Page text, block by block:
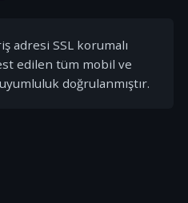
adresi SSL korumalı
edilen tüm mobil ve
doğrulanmıştır.